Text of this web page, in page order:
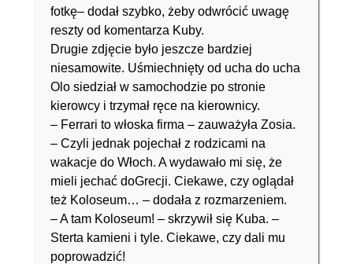
fotkę– dodał szybko, żeby odwrócić uwagę
reszty od komentarza Kuby.
Drugie zdjęcie było jeszcze bardziej
niesamowite. Uśmiechnięty od ucha do ucha
Olo siedział w samochodzie po stronie
kierowcy i trzymał ręce na kierownicy.
– Ferrari to włoska firma – zauważyła Zosia.
– Czyli jednak pojechał z rodzicami na
wakacje do Włoch. A wydawało mi się, że
mieli jechać doGrecji. Ciekawe, czy oglądał
też Koloseum… – dodała z rozmarzeniem.
– A tam Koloseum! – skrzywił się Kuba. –
Sterta kamieni i tyle. Ciekawe, czy dali mu
poprowadzić!